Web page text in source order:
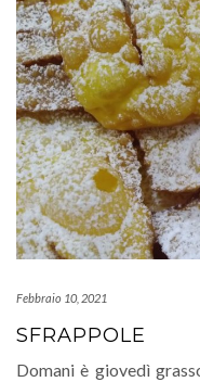
Febbraio 10, 2021
SFRAPPOLE
Domani è giovedì